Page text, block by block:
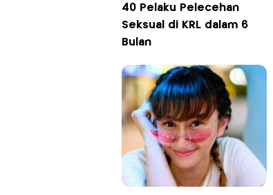
40 Pelaku Pelecehan
Seksual di KRL dalam 6
Bulan